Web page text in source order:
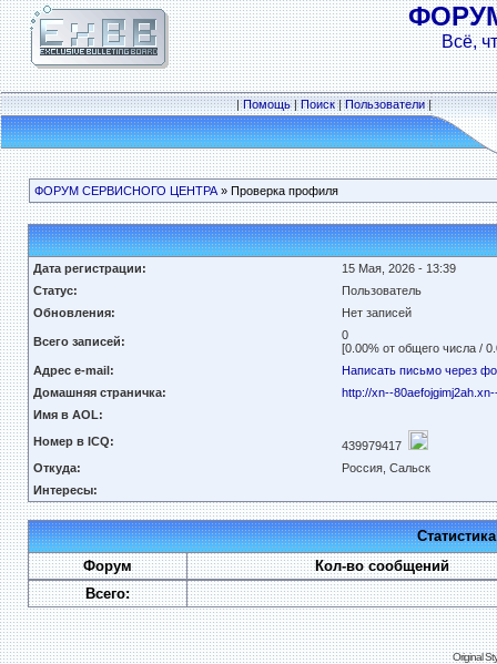
Всё,
|Помощь|Поиск|Пользователи|
ФОРУМ СЕРВИСНОГО ЦЕНТРА» Проверка профиля
Дата регистрации:
15 Мая, 2026 - 13:39
Статус:
Пользователь
Обновления:
Нет записей
Всего записей:
0
[0.00% от общего числа /
Адрес e-mail:
Написать письмо через
Домашняя страничка:
http://xn--
Имя в AOL:
Номер в ICQ:
439979417
Откуда:
Россия, Сальск
Интересы:
Форум
Кол-во сообщений
Всего:
Original